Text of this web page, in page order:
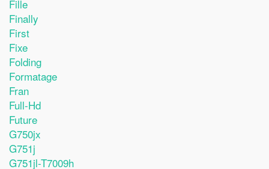
Fille
Finally
First
Fixe
Folding
Formatage
Fran
Full-Hd
Future
G750jx
G751j
G751jl-T7009h